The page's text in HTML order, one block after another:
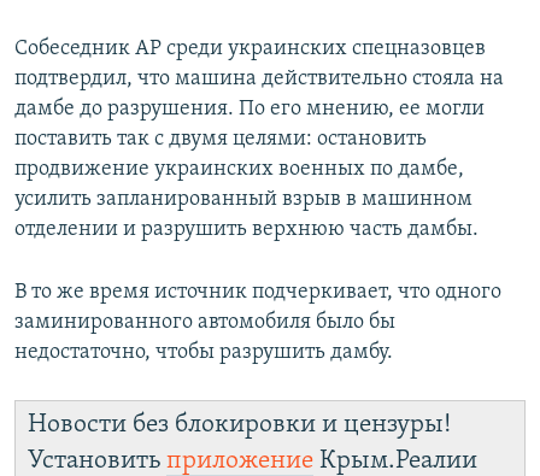
Собеседник AP среди украинских спецназовцев
подтвердил, что машина действительно стояла на
дамбе до разрушения. По его мнению, ее могли
поставить так с двумя целями: остановить
продвижение украинских военных по дамбе,
усилить запланированный взрыв в машинном
отделении и разрушить верхнюю часть дамбы.
В то же время источник подчеркивает, что одного
заминированного автомобиля было бы
недостаточно, чтобы разрушить дамбу.
Новости без блокировки и цензуры!
Установить приложение Крым.Реалии